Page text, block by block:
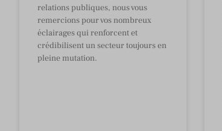
relations publiques, nous vous
remercions pour vos nombreux
éclairages qui renforcent et
crédibilisent un secteur toujours en
pleine mutation.